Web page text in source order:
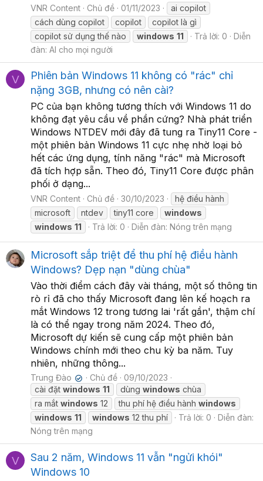
VNR Content Chủ đề 01/11/2023
ai copilot
cách dùng copilot
copilot
copilot là gì
copilot sử dụng thế nào
windows 11 Trả lời: 0
Diễn
đàn: AI cho mọi người
V
Phiên bản Windows 11 không có "rác" chỉ
nặng 3GB, nhưng có nên cài?
PC của bạn không tương thích với Windows 11 do
không đạt yêu cầu về phần cứng? Nhà phát triển
Windows NTDEV mới đây đã tung ra Tiny11 Core -
một phiên bản Windows 11 cực nhẹ nhờ loại bỏ
hết các ứng dụng, tính năng "rác" mà Microsoft
đã tích hợp sẵn. Theo đó, Tiny11 Core được phân
phối ở dạng...
VNR Content Chủ đề 30/10/2023
hệ điều hành
microsoft
ntdev tiny11 core
windows
windows 11 Trả lời: 0 Diễn đàn: Nóng trên mạng
Microsoft sắp triệt để thu phí hệ điều hành
Windows? Dẹp nạn "dùng chùa"
Vào thời điểm cách đây vài tháng, một số thông tin
rò rỉ đã cho thấy Microsoft đang lên kế hoạch ra
mắt Windows 12 trong tương lai 'rất gần', thậm chí
là có thể ngay trong năm 2024. Theo đó,
Microsoft dự kiến sẽ cung cấp một phiên bản
Windows chính mới theo chu kỳ ba năm. Tuy
nhiên, những thông...
Trung Đào ✔ Chủ đề
09/10/2023
cài đặt windows 11 dùng windows chùa
ra mắt windows 12 thu phí hệ điều hành windows
windows 11 windows 12 thu phí Trả lời: 0
Diễn đàn:
Nóng trên mạng
V
Sau 2 năm, Windows 11 vẫn "ngửi khói"
Windows 10